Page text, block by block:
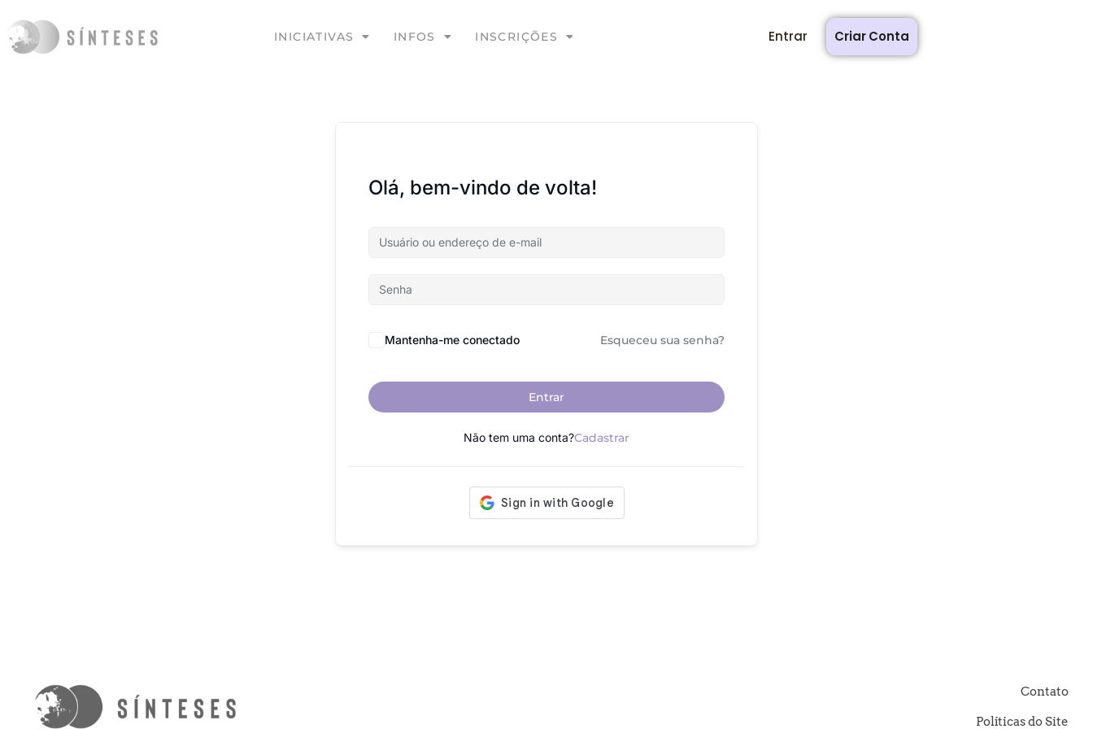
INICIATIVAS INFOS INSCRIÇÕES Entrar Criar Conta
Olá, bem-vindo de volta!
Mantenha-me conectado Esqueceu sua senha?
Entrar
Não tem uma conta?Cadastrar
Contato
Políticas do Site